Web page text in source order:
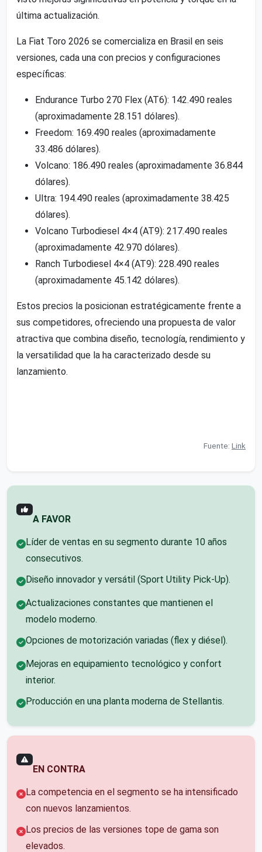
última actualización.
La Fiat Toro 2026 se comercializa en Brasil en seis
versiones, cada una con precios y configuraciones
específicas:
Endurance Turbo 270 Flex (AT6): 142.490 reales
(aproximadamente 28.151 dólares).
Freedom: 169.490 reales (aproximadamente
33.486 dólares).
Volcano: 186.490 reales (aproximadamente 36.844
dólares).
Ultra: 194.490 reales (aproximadamente 38.425
dólares).
Volcano Turbodiesel 4×4 (AT9): 217.490 reales
(aproximadamente 42.970 dólares).
Ranch Turbodiesel 4×4 (AT9): 228.490 reales
(aproximadamente 45.142 dólares).
Estos precios la posicionan estratégicamente frente a
sus competidores, ofreciendo una propuesta de valor
atractiva que combina diseño, tecnología, rendimiento y
la versatilidad que la ha caracterizado desde su
lanzamiento.
Fuente: Link
A FAVOR
Líder de ventas en su segmento durante 10 años
consecutivos.
Diseño innovador y versátil (Sport Utility Pick-Up).
Actualizaciones constantes que mantienen el
modelo moderno.
Opciones de motorización variadas (flex y diésel).
Mejoras en equipamiento tecnológico y confort
interior.
Producción en una planta moderna de Stellantis.
EN CONTRA
La competencia en el segmento se ha intensificado
con nuevos lanzamientos.
Los precios de las versiones tope de gama son
elevados.